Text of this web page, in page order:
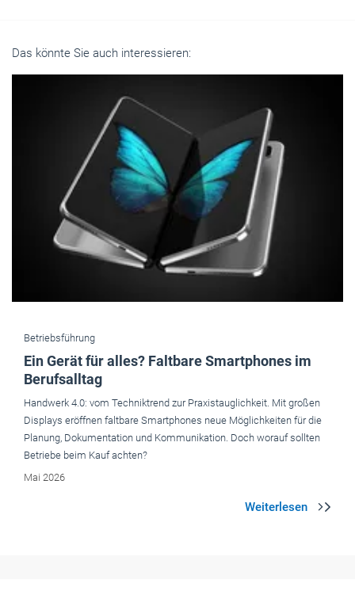
Das könnte Sie auch interessieren:
Betriebsführung
Ein Gerät für alles? Faltbare Smartphones im
Berufsalltag
Handwerk 4.0: vom Techniktrend zur Praxistaug­lichkeit. Mit großen
Displays eröffnen faltbare Smartphones neue Möglichkeiten für die
Planung, Dokumentation und Kommunikation. Doch worauf sollten
Betriebe beim Kauf achten?
Mai 2026